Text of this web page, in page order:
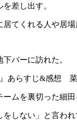
差し出す。
てくれる人や居
バーに訪れた。
ムを裏切った細田
しない」と言われ